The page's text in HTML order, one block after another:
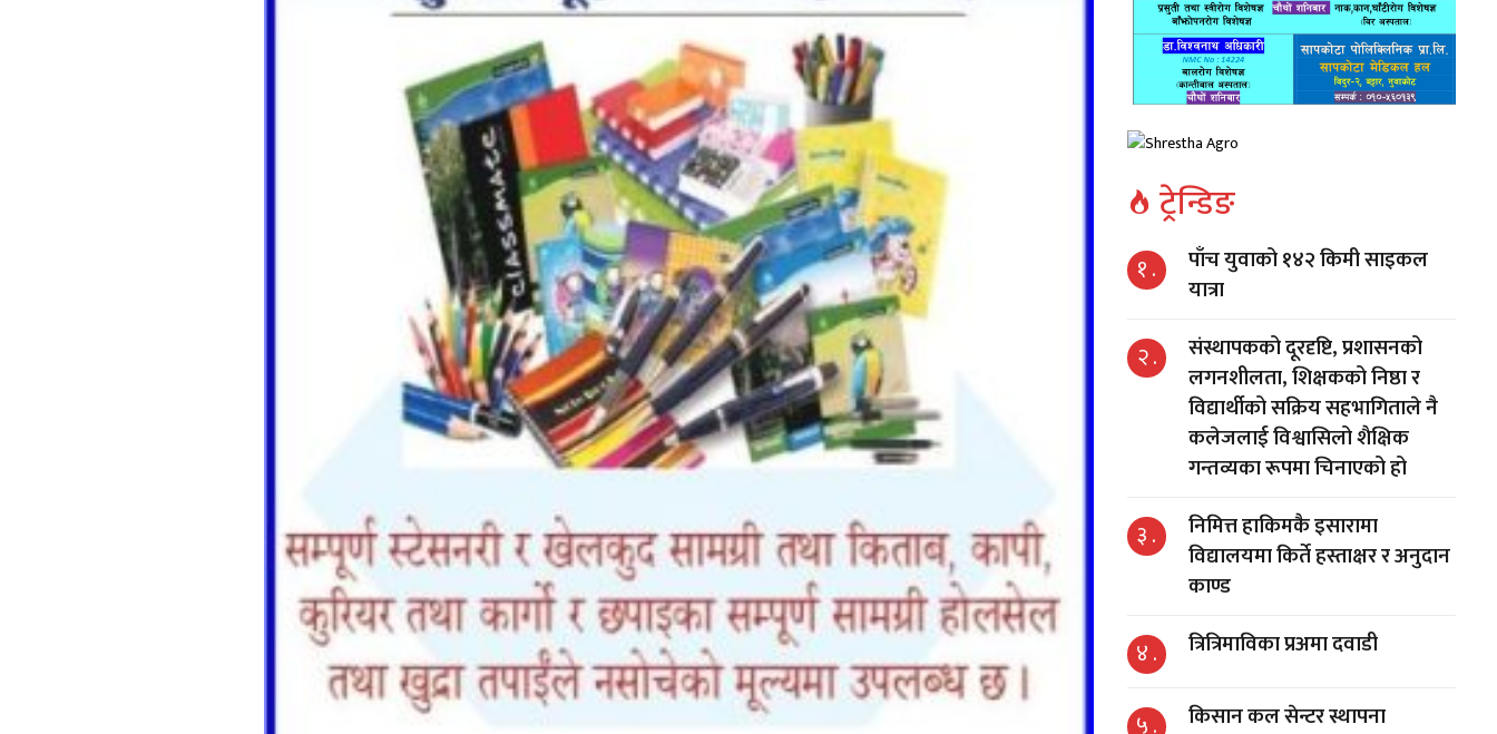
ट्रेन्डिङ
१ .
पाँच युवाको १४२ किमी साइकल
यात्रा
२ .
संस्थापकको दूरदृष्टि, प्रशासनको
लगनशीलता, शिक्षकको निष्ठा र
विद्यार्थीको सक्रिय सहभागिताले नै
कलेजलाई विश्वासिलो शैक्षिक
गन्तव्यका रूपमा चिनाएको हो
३ .
निमित्त हाकिमकै इसारामा
विद्यालयमा किर्ते हस्ताक्षर र अनुदान
काण्ड
४ . त्रित्रिमाविका प्रअमा दवाडी
५ . किसान कल सेन्टर स्थापना